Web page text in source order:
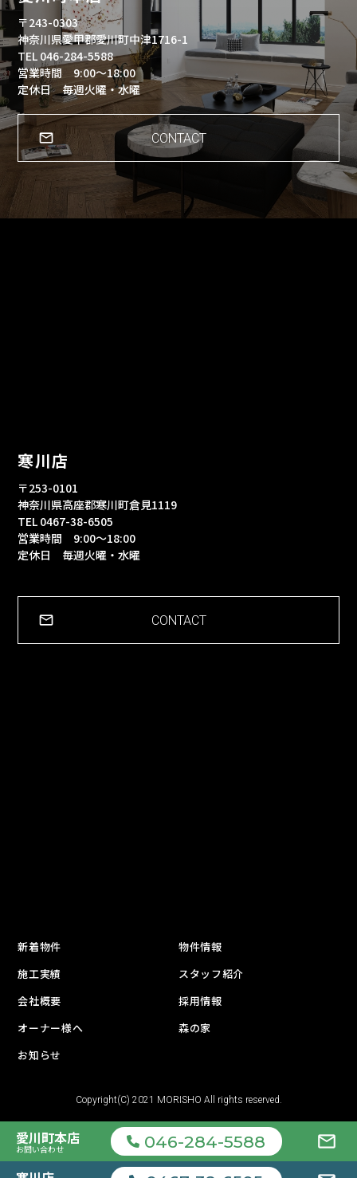
愛川町本店
お問い合わせ 046-284-5588 mail_outline
〒243-0303
神奈川県愛甲郡愛川町中津1716-1
TEL 046-284-5588
営業時間 9:00～18:00
定休日 毎週火曜・水曜
CONTACT
寒川店
〒253-0101
神奈川県高座郡寒川町倉見1119
TEL 0467-38-6505
営業時間 9:00～18:00
定休日 毎週火曜・水曜
CONTACT
新着物件
物件情報
施工実績
スタッフ紹介
会社概要
採用情報
オーナー様へ
森の家
お知らせ
Copyright(C) 2021 MORISHO All rights reserved.